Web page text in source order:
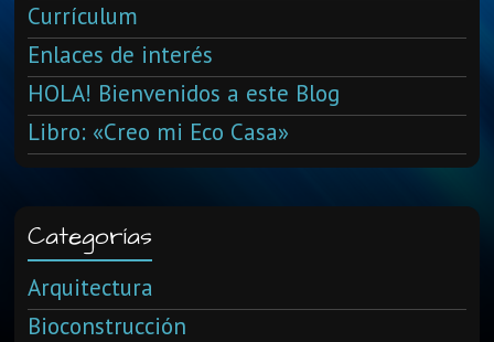
Currículum
Enlaces de interés
HOLA! Bienvenidos a este Blog
Libro: «Creo mi Eco Casa»
Categorías
Arquitectura
Bioconstrucción